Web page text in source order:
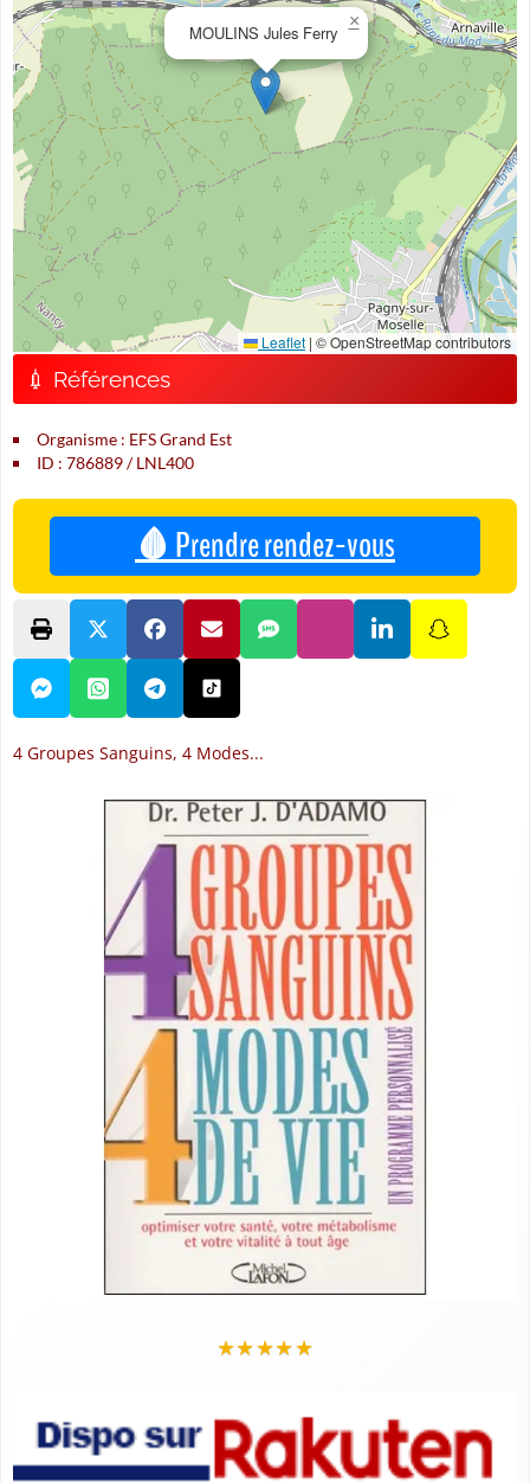
MOULINS Jules Ferry
×
Leaflet | © OpenStreetMap contributors
💉 Références
Organisme : EFS Grand Est
ID : 786889 / LNL400
🩸 Prendre rendez-vous
4 Groupes Sanguins, 4 Modes...
★★★★★